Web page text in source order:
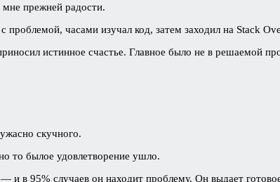
мне прежней радости.
проблемой, часами изучал код, затем заходил на Stack
истинное счастье. Главное было не в решаемой
скучного.
то былое удовлетворение ушло.
и в 95% случаев он находит проблему. Он выдает